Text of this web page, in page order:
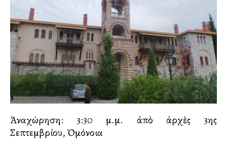
Ἀναχώρηση: 3:30 μ.μ. ἀπὸ ἀρχὲς 3ης
Σεπτεμβρίου, Ὁμόνοια